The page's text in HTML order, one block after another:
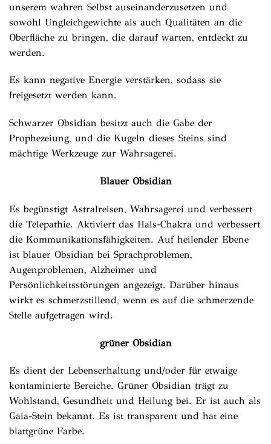
unserem wahren Selbst auseinanderzusetzen und
sowohl Ungleichgewichte als auch Qualitäten an die
Oberfläche zu bringen, die darauf warten, entdeckt zu
werden.
Es kann negative Energie verstärken, sodass sie
freigesetzt werden kann.
Schwarzer Obsidian besitzt auch die Gabe der
Prophezeiung, und die Kugeln dieses Steins sind
mächtige Werkzeuge zur Wahrsagerei.
Blauer Obsidian
Es begünstigt Astralreisen, Wahrsagerei und verbessert
die Telepathie. Aktiviert das Hals-Chakra und verbessert
die Kommunikationsfähigkeiten. Auf heilender Ebene
ist blauer Obsidian bei Sprachproblemen,
Augenproblemen, Alzheimer und
Persönlichkeitsstörungen angezeigt. Darüber hinaus
wirkt es schmerzstillend, wenn es auf die schmerzende
Stelle aufgetragen wird.
grüner Obsidian
Es dient der Lebenserhaltung und/oder für etwaige
kontaminierte Bereiche. Grüner Obsidian trägt zu
Wohlstand, Gesundheit und Heilung bei. Er ist auch als
Gaia-Stein bekannt. Es ist transparent und hat eine
blattgrüne Farbe.